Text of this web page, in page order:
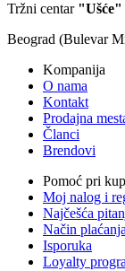
Tržni centar "Ušće"
Beograd (Bulevar
Kompanija
O nama
Kontakt
Prodajna
Članci
Brendovi
Pomoć pri
Moj nalog i
Najčešća
Način plaćanja
Isporuka
Loyalty